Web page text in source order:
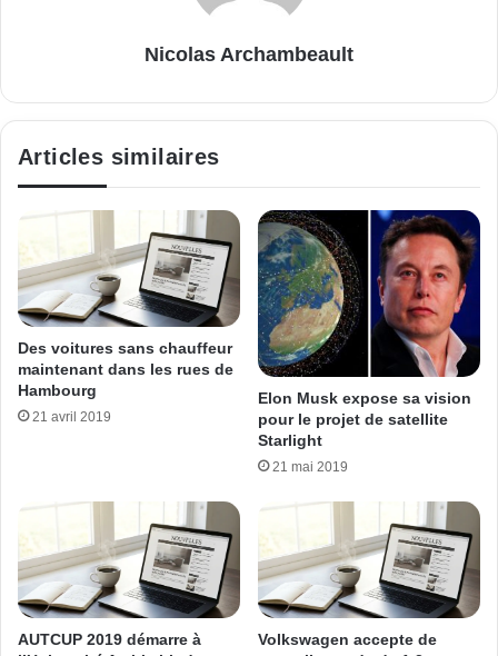
Nicolas Archambeault
Articles similaires
Des voitures sans chauffeur
maintenant dans les rues de
Hambourg
21 avril 2019
Elon Musk expose sa vision
pour le projet de satellite
Starlight
21 mai 2019
AUTCUP 2019 démarre à
Volkswagen accepte de